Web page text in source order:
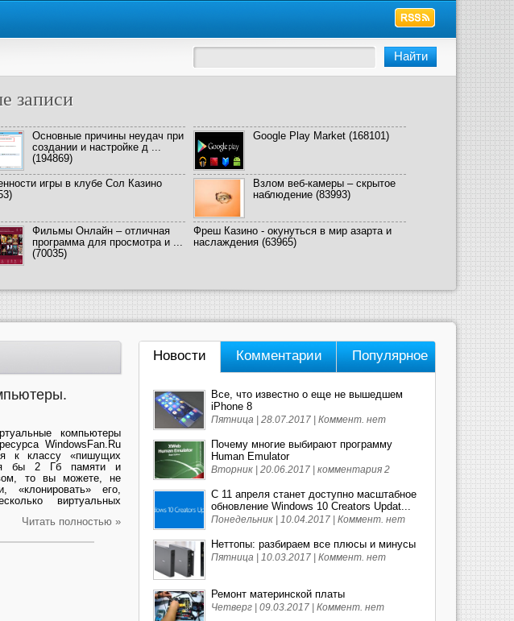
записи
Основные причины неудач при
создании и настройке д ...
(194869)
Google Play Market (168101)
игры в клубе Сол Казино
Взлом веб-камеры – скрытое
наблюдение (83993)
Фильмы Онлайн – отличная
программа для просмотра и ...
(70035)
Фреш Казино - окунуться в мир азарта и
наслаждения (63965)
компьютеры
WindowsFan.Ru
к классу «пишущих
бы 2 Гб памяти и
то вы можете, не
«клонировать» его,
виртуальных
Читать полностью »
Новости Комментарии Популярное
Все, что известно о еще не вышедшем
iPhone 8
Пятница | 28.07.2017 | Коммент. нет
Почему многие выбирают программу
Human Emulator
Вторник | 20.06.2017 | комментария 2
С 11 апреля станет доступно масштабное
обновление Windows 10 Creators Updat...
Понедельник | 10.04.2017 | Коммент. нет
Неттопы: разбираем все плюсы и минусы
Пятница | 10.03.2017 | Коммент. нет
Ремонт материнской платы
Четверг | 09.03.2017 | Коммент. нет